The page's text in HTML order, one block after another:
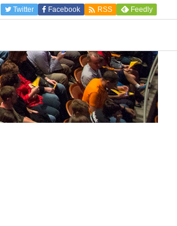
Twitter Facebook  RSS Feedly